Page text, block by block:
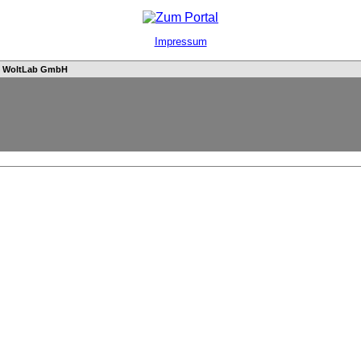
Impressum
WoltLab GmbH